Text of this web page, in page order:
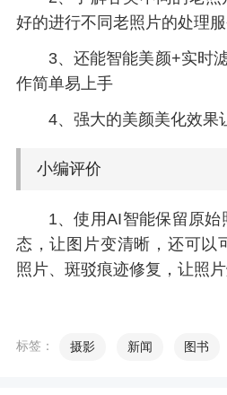
好的进行不同老照片的处理
3、还能智能美颜+实时
作简单易上手
4、强大的美颜美化效果
小编评价
1、使用AI智能保留原
态，让图片变清晰，还可以
照片、斑驳痕迹修复，让照
2、智能修复老照片是
就能够实现相片深度编辑，
标签： 摄影 新闻 图书